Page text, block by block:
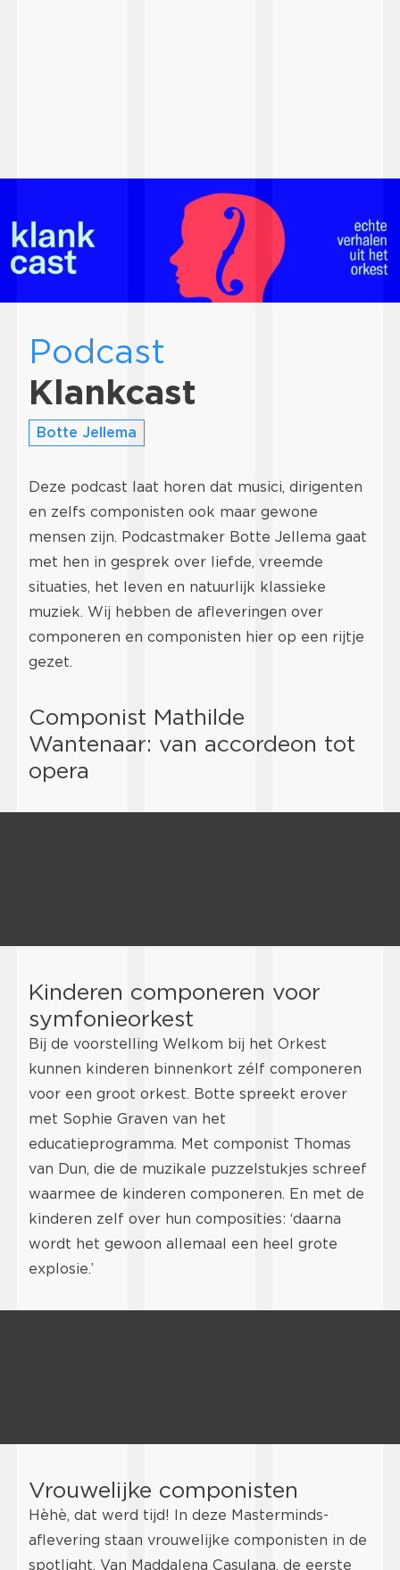
Podcast
Klankcast
Botte Jellema
Deze podcast laat horen dat musici, dirigenten
en zelfs componisten ook maar gewone
mensen zijn. Podcastmaker Botte Jellema gaat
met hen in gesprek over liefde, vreemde
situaties, het leven en natuurlijk klassieke
muziek. Wij hebben de afleveringen over
componeren en componisten hier op een rijtje
gezet.
Componist Mathilde
Wantenaar: van accordeon tot
opera
Kinderen componeren voor
symfonieorkest
Bij de voorstelling Welkom bij het Orkest
kunnen kinderen binnenkort zélf componeren
voor een groot orkest. Botte spreekt erover
met Sophie Graven van het
educatieprogramma. Met componist Thomas
van Dun, die de muzikale puzzelstukjes schreef
waarmee de kinderen componeren. En met de
kinderen zelf over hun composities: ‘daarna
wordt het gewoon allemaal een heel grote
explosie.’
Vrouwelijke componisten
Hèhè, dat werd tijd! In deze Masterminds-
aflevering staan vrouwelijke componisten in de
spotlight. Van Maddalena Casulana, de eerste